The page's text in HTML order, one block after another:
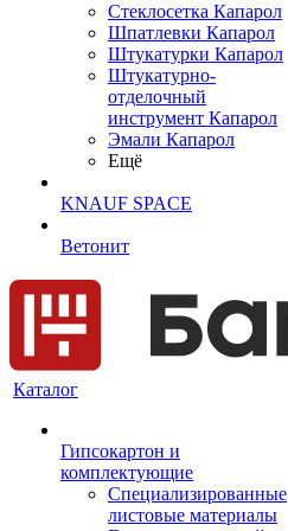
Cтеклосетка Капарол
Шпатлевки Капарол
Штукатурки Капарол
Штукатурно-
отделочный
инструмент Капарол
Эмали Капарол
Ещё
KNAUF SPACE
Ветонит
Каталог
Гипсокартон и
комплектующие
Специализированные
листовые материалы